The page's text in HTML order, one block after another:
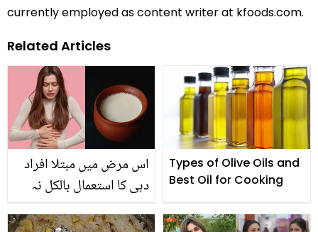
currently employed as content writer at kfoods.com.
Related Articles
اس مرض میں مبتلا افراد
دہی کا استعمال بالکل نہ
کریں۔۔ نقصان دہ ہوسکتا ہے
Types of Olive Oils and
Best Oil for Cooking